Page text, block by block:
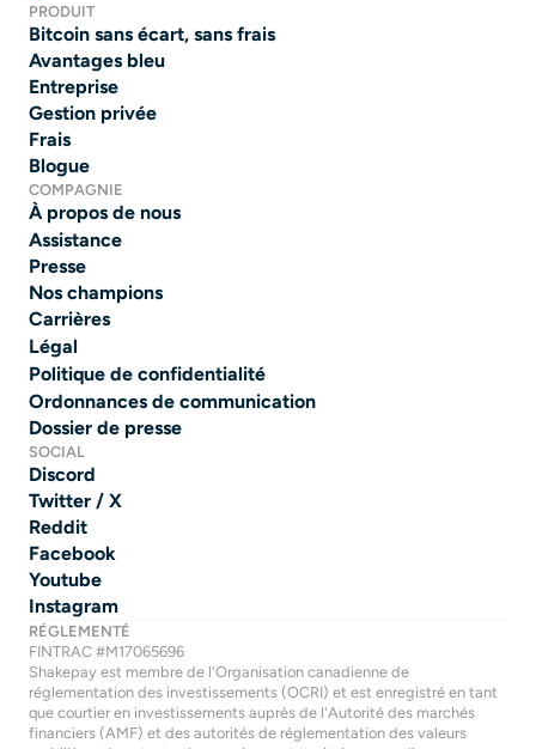
PRODUIT
Bitcoin sans écart, sans frais
Avantages bleu
Entreprise
Gestion privée
Frais
Blogue
COMPAGNIE
À propos de nous
Assistance
Presse
Nos champions
Carrières
Légal
Politique de confidentialité
Ordonnances de communication
Dossier de presse
SOCIAL
Discord
Twitter / X
Reddit
Facebook
Youtube
Instagram
RÉGLEMENTÉ
FINTRAC #M17065696
Shakepay est membre de l'Organisation canadienne de
réglementation des investissements (OCRI) et est enregistré en tant
que courtier en investissements auprès de l'Autorité des marchés
financiers (AMF) et des autorités de réglementation des valeurs